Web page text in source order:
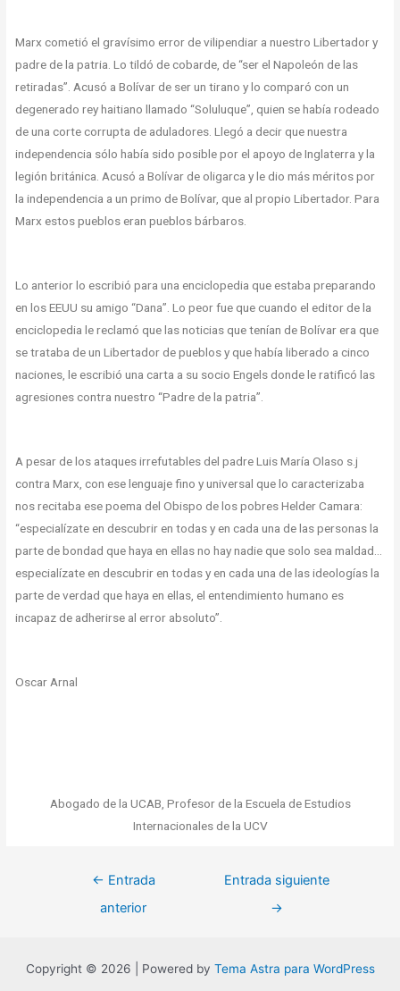
Marx cometió el gravísimo error de vilipendiar a nuestro Libertador y
padre de la patria. Lo tildó de cobarde, de “ser el Napoleón de las
retiradas”. Acusó a Bolívar de ser un tirano y lo comparó con un
degenerado rey haitiano llamado “Soluluque”, quien se había rodeado
de una corte corrupta de aduladores. Llegó a decir que nuestra
independencia sólo había sido posible por el apoyo de Inglaterra y la
legión británica. Acusó a Bolívar de oligarca y le dio más méritos por
la independencia a un primo de Bolívar, que al propio Libertador. Para
Marx estos pueblos eran pueblos bárbaros.
Lo anterior lo escribió para una enciclopedia que estaba preparando
en los EEUU su amigo “Dana”. Lo peor fue que cuando el editor de la
enciclopedia le reclamó que las noticias que tenían de Bolívar era que
se trataba de un Libertador de pueblos y que había liberado a cinco
naciones, le escribió una carta a su socio Engels donde le ratificó las
agresiones contra nuestro “Padre de la patria”.
A pesar de los ataques irrefutables del padre Luis María Olaso s.j
contra Marx, con ese lenguaje fino y universal que lo caracterizaba
nos recitaba ese poema del Obispo de los pobres Helder Camara:
“especialízate en descubrir en todas y en cada una de las personas la
parte de bondad que haya en ellas no hay nadie que solo sea maldad…
especialízate en descubrir en todas y en cada una de las ideologías la
parte de verdad que haya en ellas, el entendimiento humano es
incapaz de adherirse al error absoluto”.
Oscar Arnal
Abogado de la UCAB, Profesor de la Escuela de Estudios
Internacionales de la UCV
← Entrada
anterior
Entrada siguiente
→
Copyright © 2026 | Powered by Tema Astra para WordPress